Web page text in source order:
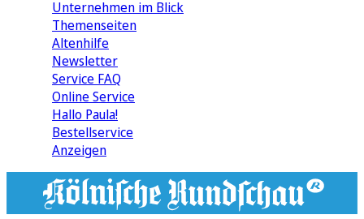
Unternehmen im Blick
Themenseiten
Altenhilfe
Newsletter
Service FAQ
Online Service
Hallo Paula!
Bestellservice
Anzeigen